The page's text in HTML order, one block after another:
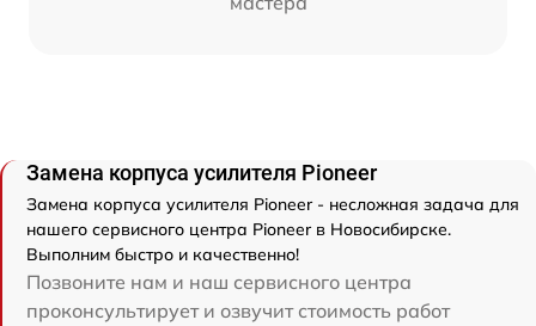
Замена корпуса усилителя Pioneer
Замена корпуса усилителя Pioneer - несложная задача для
нашего сервисного центра Pioneer в Новосибирске.
Выполним быстро и качественно!
Позвоните нам и наш сервисного центра
проконсультирует и озвучит стоимость работ